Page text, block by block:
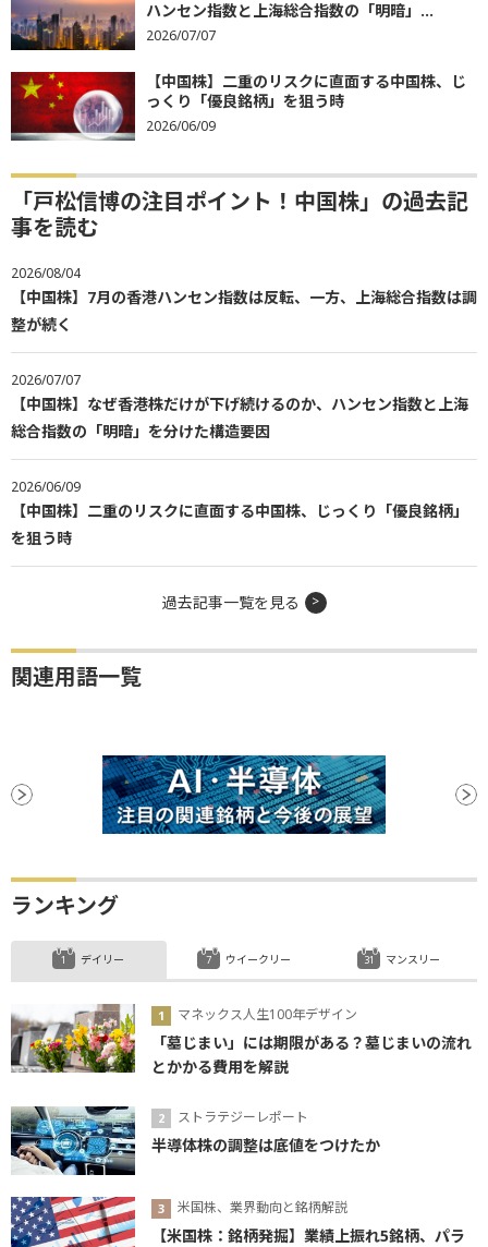
ハンセン指数と上海総合指数の「明暗」...
2026/07/07
【中国株】二重のリスクに直面する中国株、じ
っくり「優良銘柄」を狙う時
2026/06/09
「戸松信博の注目ポイント！中国株」の過去記
事を読む
2026/08/04
【中国株】7月の香港ハンセン指数は反転、一方、上海総合指数は調
整が続く
2026/07/07
【中国株】なぜ香港株だけが下げ続けるのか、ハンセン指数と上海
総合指数の「明暗」を分けた構造要因
2026/06/09
【中国株】二重のリスクに直面する中国株、じっくり「優良銘柄」
を狙う時
過去記事一覧を見る
関連用語一覧
ランキング
デイリー
マネックス人生100年デザイン
「墓じまい」には期限がある？墓じまいの流れ
とかかる費用を解説
ストラテジーレポート
半導体株の調整は底値をつけたか
米国株、業界動向と銘柄解説
【米国株：銘柄発掘】業績上振れ5銘柄、パラ
ウイークリー マンスリー